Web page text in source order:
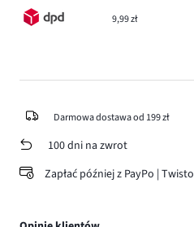
9,99 zł
Darmowa dostawa od 199 zł
100 dni na zwrot
Zapłać później z PayPo | Twisto